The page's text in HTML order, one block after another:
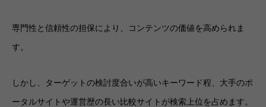
専門性と信頼性の担保により、コンテンツの価値を高められま
す。
しかし、ターゲットの検討度合いが高いキーワード程、大手のポ
ータルサイトや運営歴の長い比較サイトが検索上位を占めます。